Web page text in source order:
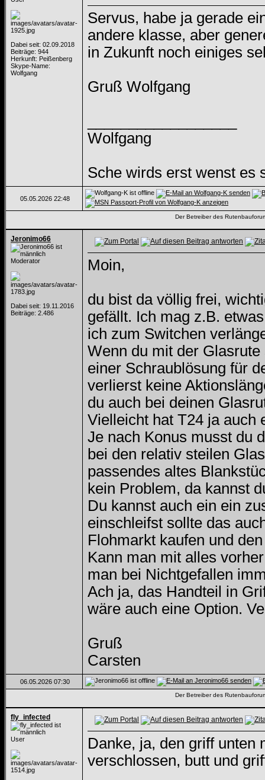
Dabei seit: 02.09.2018
Beiträge: 944
Herkunft: Peißenberg
Skype-Name:
Wolfgang
Servus, habe ja gerade
andere klasse, aber
in Zukunft noch einiges
Gruß Wolfgang
Wolfgang
Sche wirds erst wenst es
05.05.2026 22:48
Der Betreiber des
Jeronimo66
Moderator
Dabei seit: 19.11.2016
Beiträge: 2.486
Moin,
du bist da völlig frei,
gefällt. Ich mag z.B.
ich zum Switchen
Wenn du mit der
einer Schraublösung für
verlierst keine
du auch bei deinen
Vielleicht hat T24 ja auch
Je nach Konus musst du
bei den relativ steilen
passendes altes
kein Problem, da kannst
Du kannst auch ein ein
einschleifst sollte das
Flohmarkt kaufen und
Kann man mit alles
man bei Nichtgefallen
Ach ja, das Handteil in
wäre auch eine Option.
Gruß
Carsten
06.05.2026 07:30
Der Betreiber des
fly_infected
User
Danke, ja, den griff unten
verschlossen, butt und